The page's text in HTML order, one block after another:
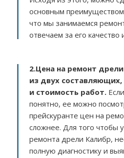
основным преимуществом
что мы занимаемся
отвечаем за его
2.Цена на ремонт
из двух
и стоимость работ.
понятно, ее можно
прейскуранте цен на
сложнее. Для того чтобы
ремонта дрели Калибр,
полную диагностику и